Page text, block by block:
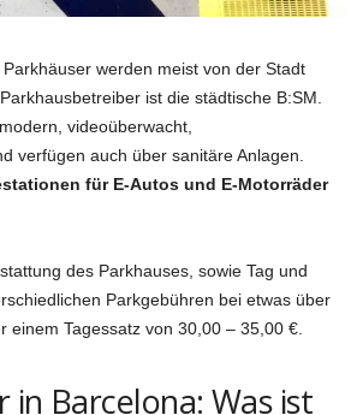
werden meist von der Stadt
ist die städtische B:SM.
videoüberwacht,
verfügen auch über sanitäre Anlagen.
für E-Autos und E-Motorräder
des Parkhauses, sowie Tag und
Parkgebühren bei etwas über
einem Tagessatz von 30,00 – 35,00 €.
Barcelona: Was ist